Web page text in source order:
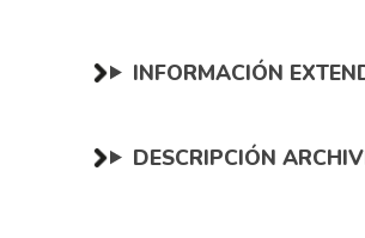
INFORMACIÓN
DESCRIPCIÓN